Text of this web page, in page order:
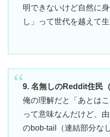
明できないけど自然に
し」って世代を越えて
9. 名無しのReddit住民
俺の理解だと「あとは
って意味なんだけど、
のbob-tail（連結部分な